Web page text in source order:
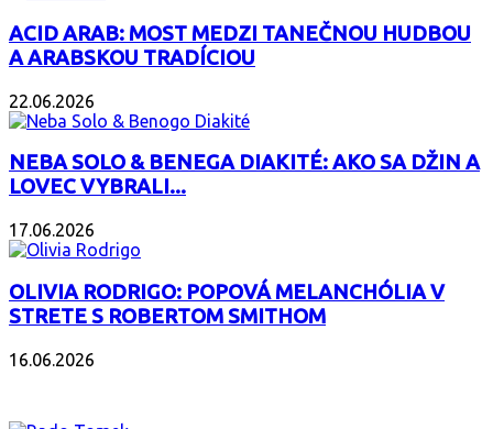
ACID ARAB: MOST MEDZI TANEČNOU HUDBOU
A ARABSKOU TRADÍCIOU
22.06.2026
NEBA SOLO & BENEGA DIAKITÉ: AKO SA DŽIN A
LOVEC VYBRALI...
17.06.2026
OLIVIA RODRIGO: POPOVÁ MELANCHÓLIA V
STRETE S ROBERTOM SMITHOM
16.06.2026